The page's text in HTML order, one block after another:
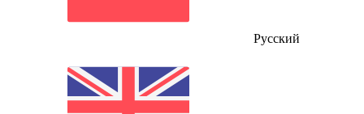
Русский